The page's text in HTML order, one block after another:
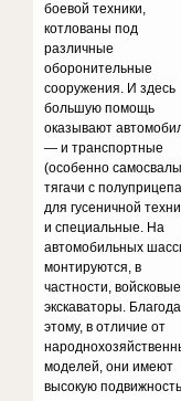
боевой техники,
котлованы под
различные
оборонительные
сооружения. И здесь
большую помощь
оказывают
— и транспортные
(особенно
тягачи с
для гусеничной
и специальные. На
автомобильных
монтируются, в
частности, войсковые
экскаваторы.
этому, в отличие от
моделей, они имеют
высокую